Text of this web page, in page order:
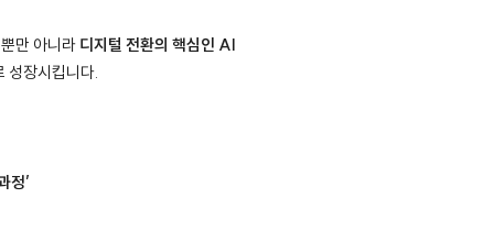
만 아니라 디지털 전환의 핵심인 AI
성장시킵니다.
정’